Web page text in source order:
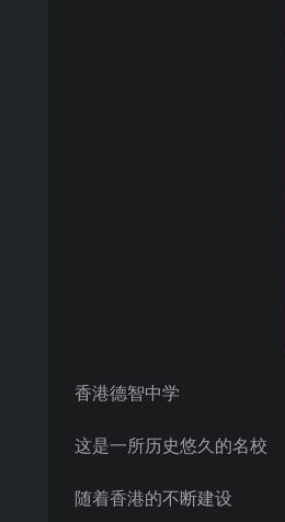
香港德智中学
这是一所历史悠久的名校
随着香港的不断建设